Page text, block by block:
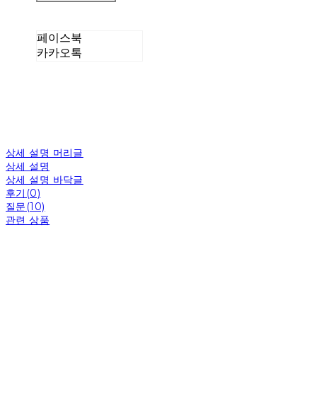
페이스북
카카오톡
상세 설명 머리글
상세 설명
상세 설명 바닥글
후기(0)
질문(10)
관련 상품